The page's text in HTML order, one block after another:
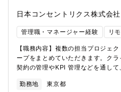
日本コンセントリクス株式会社
管理職・マネージャー経験 リ
【職務内容】複数の担当プロジェ
ープをまとめていただきます。ク
契約の管理やKPI 管理などを通し
【具体的な業務】■ クライアントサ
勤務地 東京都